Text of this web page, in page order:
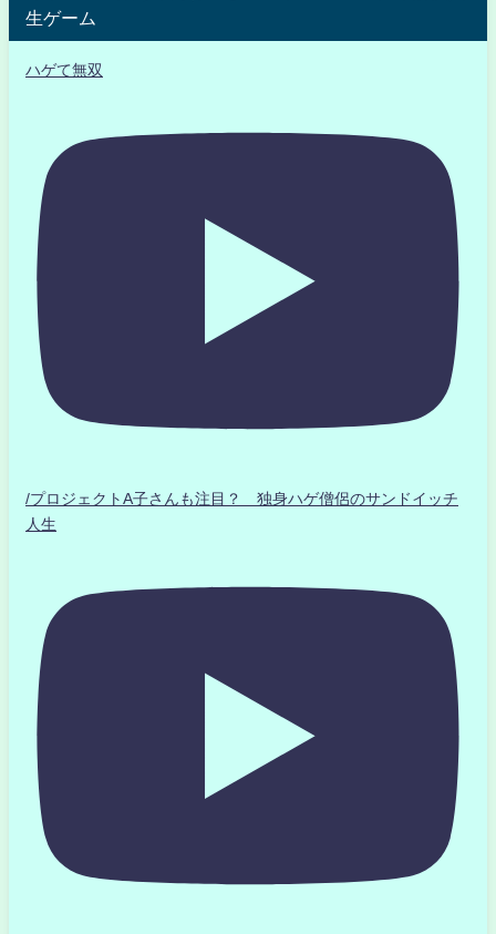
生ゲーム
ハゲて無双
/プロジェクトA子さんも注目？ 独身ハゲ僧侶のサンドイッチ
人生